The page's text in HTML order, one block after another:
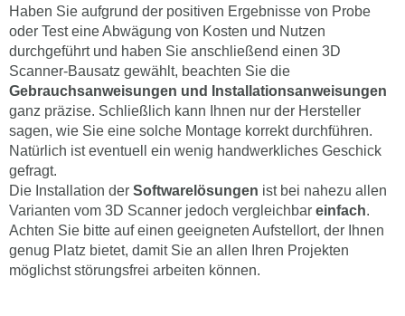
Haben Sie aufgrund der positiven Ergebnisse von Probe
oder Test eine Abwägung von Kosten und Nutzen
durchgeführt und haben Sie anschließend einen 3D
Scanner-Bausatz gewählt, beachten Sie die
Gebrauchsanweisungen und Installationsanweisungen
ganz präzise. Schließlich kann Ihnen nur der Hersteller
sagen, wie Sie eine solche Montage korrekt durchführen.
Natürlich ist eventuell ein wenig handwerkliches Geschick
gefragt.
Die Installation der Softwarelösungen ist bei nahezu allen
Varianten vom 3D Scanner jedoch vergleichbar einfach.
Achten Sie bitte auf einen geeigneten Aufstellort, der Ihnen
genug Platz bietet, damit Sie an allen Ihren Projekten
möglichst störungsfrei arbeiten können.